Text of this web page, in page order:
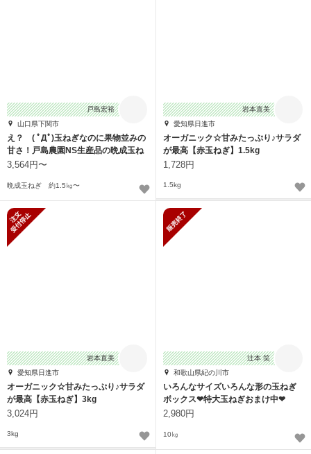
戸島宏裕
山口県下関市
え？ ( ﾟДﾟ)玉ねぎなのに果物並みの
甘さ！戸島農園NS生産品の晩成玉ね
ぎ
3,564円〜
晩成玉ねぎ 約1.5㎏〜
岩本直美
愛知県日進市
オーガニック☆甘みたっぷり♪サラダ
が最高【赤玉ねぎ】1.5kg
1,728円
1.5kg
岩本直美
愛知県日進市
オーガニック☆甘みたっぷり♪サラダ
が最高【赤玉ねぎ】3kg
3,024円
3kg
辻本 笑
和歌山県紀の川市
いろんなサイズいろんな形の玉ねぎ
ボックス❤︎特大玉ねぎおまけ中❤︎
2,980円
10㎏